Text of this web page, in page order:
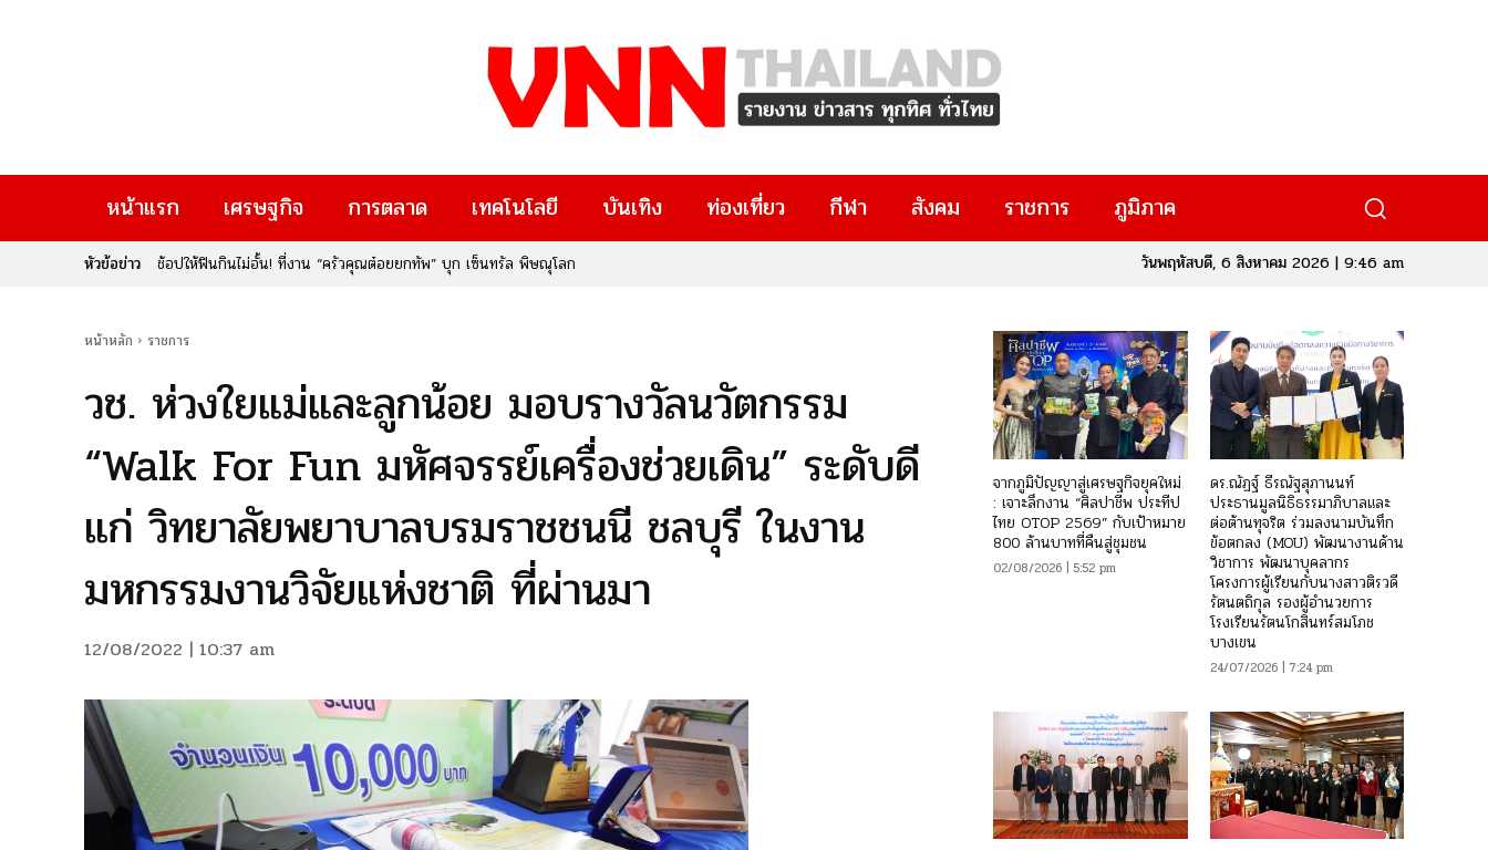
หน้าแรก เศรษฐกิจ การตลาด เทคโนโลยี บันเทิง ท่องเที่ยว กีฬา สังคม ราชการ ภูมิภาค
หัวข้อข่าว ช้อปให้ฟินกินไม่อั้น! ที่งาน “ครัวคุณต๋อยยกทัพ” บุก เซ็นทรัล พิษณุโลก วันพฤหัสบดี, 6 สิงหาคม 2026 | 9:46 am
หน้าหลัก ราชการ
วช. ห่วงใยแม่และลูกน้อย มอบรางวัลนวัตกรรม
“Walk For Fun มหัศจรรย์เครื่องช่วยเดิน” ระดับดี
แก่ วิทยาลัยพยาบาลบรมราชชนนี ชลบุรี ในงาน
มหกรรมงานวิจัยแห่งชาติ ที่ผ่านมา
12/08/2022 | 10:37 am
จากภูมิปัญญาสู่เศรษฐกิจยุคใหม่
: เจาะลึกงาน “ศิลปาชีพ ประทีป
ไทย OTOP 2569” กับเป้าหมาย
800 ล้านบาทที่คืนสู่ชุมชน
02/08/2026 | 5:52 pm
ดร.ณัฏฐ์ ธีรณัฐสุภานนท์
ประธานมูลนิธิธรรมาภิบาลและ
ต่อต้านทุจริต ร่วมลงนามบันทึก
ข้อตกลง (MOU) พัฒนางานด้าน
วิชาการ พัฒนาบุคลากร
โครงการผู้เรียนกับนางสาวติรวดี
รัตนตถิกุล รองผู้อำนวยการ
โรงเรียนรัตนโกสินทร์สมโภช
บางเขน
24/07/2026 | 7:24 pm